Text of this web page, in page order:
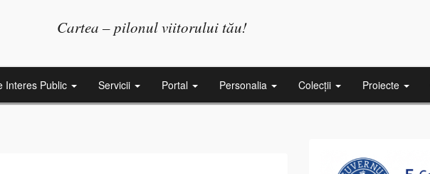
Cartea – pilonul viitorului tău!
Interes Public Servicii Portal Personalia Colecții Proiecte